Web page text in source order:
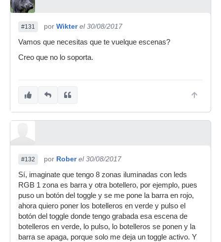
#131 por Wikter el 30/08/2017
Vamos que necesitas que te vuelque escenas?
Creo que no lo soporta.
#132 por Rober el 30/08/2017
Sí, imaginate que tengo 8 zonas iluminadas con leds
RGB 1 zona es barra y otra botellero, por ejemplo, pues
puso un botón del toggle y se me pone la barra en rojo,
ahora quiero poner los botelleros en verde y pulso el
botón del toggle donde tengo grabada esa escena de
botelleros en verde, lo pulso, lo botelleros se ponen y la
barra se apaga, porque solo me deja un toggle activo. Y